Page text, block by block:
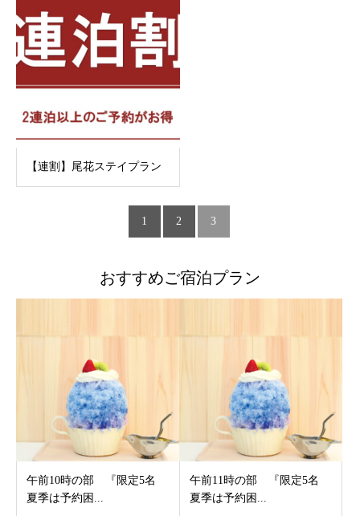
【連割】尾花ステイプラン
1 2 3
おすすめご宿泊プラン
午前10時の部 『限定5名
夏季は予約困...
午前11時の部 『限定5名
夏季は予約困...